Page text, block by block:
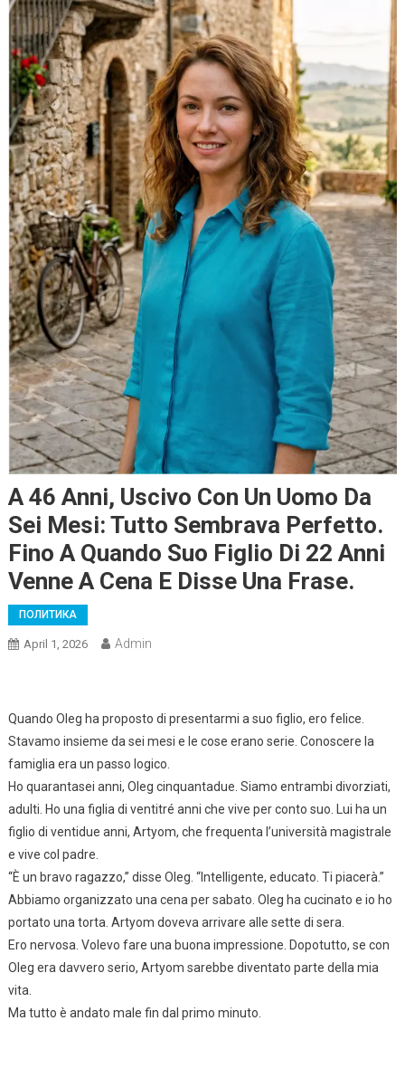
A 46 Anni, Uscivo Con Un Uomo Da
Sei Mesi: Tutto Sembrava Perfetto.
Fino A Quando Suo Figlio Di 22 Anni
Venne A Cena E Disse Una Frase.
ПОЛИТИКА
April 1, 2026 Admin
Quando Oleg ha proposto di presentarmi a suo figlio, ero felice.
Stavamo insieme da sei mesi e le cose erano serie. Conoscere la
famiglia era un passo logico.
Ho quarantasei anni, Oleg cinquantadue. Siamo entrambi divorziati,
adulti. Ho una figlia di ventitré anni che vive per conto suo. Lui ha un
figlio di ventidue anni, Artyom, che frequenta l’università magistrale
e vive col padre.
“È un bravo ragazzo,” disse Oleg. “Intelligente, educato. Ti piacerà.”
Abbiamo organizzato una cena per sabato. Oleg ha cucinato e io ho
portato una torta. Artyom doveva arrivare alle sette di sera.
Ero nervosa. Volevo fare una buona impressione. Dopotutto, se con
Oleg era davvero serio, Artyom sarebbe diventato parte della mia
vita.
Ma tutto è andato male fin dal primo minuto.